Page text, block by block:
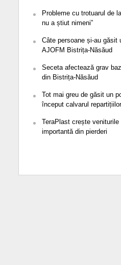
Probleme cu trotuarul de
nu a știut nimeni”
Câte persoane și-au găsit
AJOFM Bistrița-Năsăud
Seceta afectează grav
din Bistrița-Năsăud
Tot mai greu de găsit un
început calvarul repartițiilor
TeraPlast crește
importantă din pierderi